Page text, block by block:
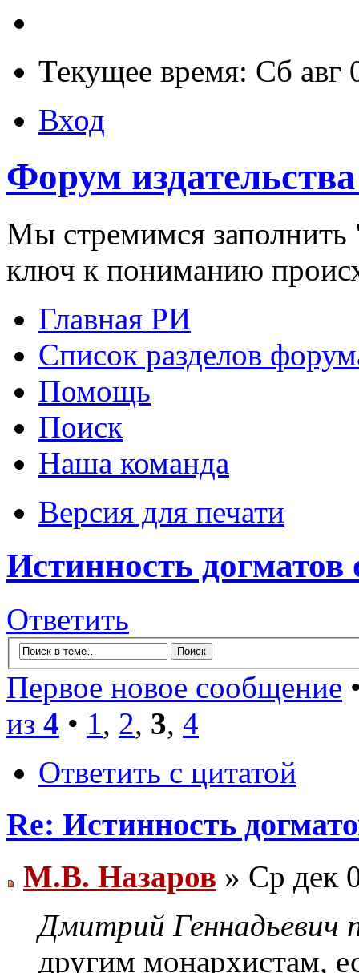
Текущее время: Сб авг
Вход
Форум
Мы стремимся заполнить
ключ к пониманию
Главная РИ
Список разделов
Помощь
Поиск
Наша команда
Версия для печати
Истинность догматов
Ответить
Первое новое сообщение
из 4 • 1, 2, 3, 4
Ответить с цитатой
Re: Истинность
М.В. Назаров » Ср дек
Дмитрий Геннадьевич
другим монархистам,